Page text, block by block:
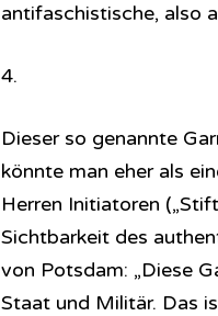
antifaschistische, also
4.
Dieser so genannte
könnte man eher als
Herren Initiatoren
Sichtbarkeit des
von Potsdam: „Diese
Staat und Militär. Das